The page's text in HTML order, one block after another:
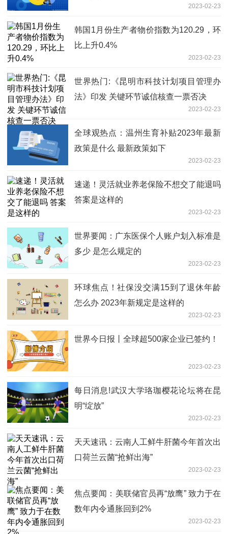
2023-02-23
韩国1月份生产者物价指数为120.29，环
比上升0.4%
2023-02-23
世界热门:《昆明市科技计划项目管理办
法》印发 关键环节诚信核查一票否决
2023-02-23
全球观热点：温州生育补贴2023年最新
政策是什么 最新政策如下
2023-02-23
速递！灵活就业养老保险不想交了能退吗
答案是这样的
2023-02-23
世界要闻：广东医保个人账户划入标准是
多少 是怎么规定的
2023-02-23
环球焦点！社保没交满15到了退休年龄
怎么办 2023年新规定是这样的
2023-02-23
世界今日报丨全球超500家企业已签约！
2023-02-23
每日消息!武汉大学珞珈樱花论坛将在昆
明“绽放”
2023-02-23
天天速讯：云南人工鲜牛肝菌今年首次出
口荷兰云菌“抢鲜出海”
2023-02-23
焦点要闻：美联储官员再“放鹰” 致力于在
数年内令通胀回到2%
2023-02-23